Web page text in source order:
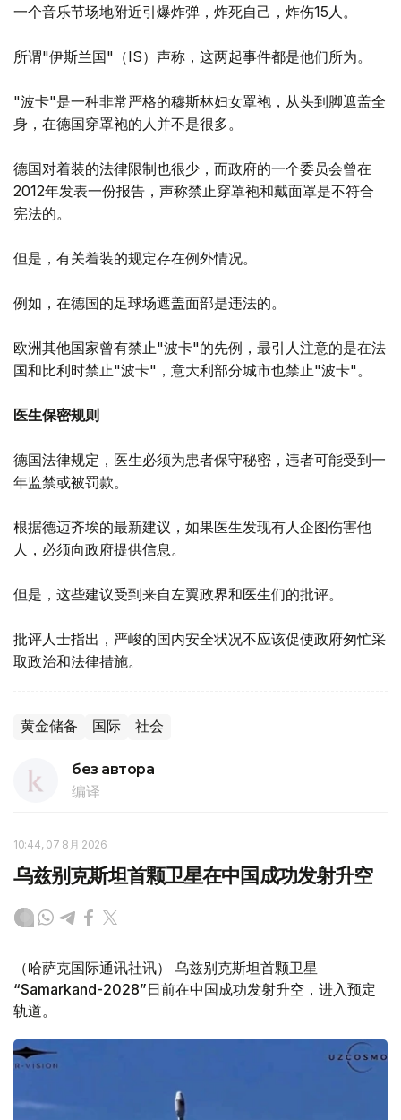
一个音乐节场地附近引爆炸弹，炸死自己，炸伤15人。
所谓"伊斯兰国"（IS）声称，这两起事件都是他们所为。
"波卡"是一种非常严格的穆斯林妇女罩袍，从头到脚遮盖全
身，在德国穿罩袍的人并不是很多。
德国对着装的法律限制也很少，而政府的一个委员会曾在
2012年发表一份报告，声称禁止穿罩袍和戴面罩是不符合
宪法的。
但是，有关着装的规定存在例外情况。
例如，在德国的足球场遮盖面部是违法的。
欧洲其他国家曾有禁止"波卡"的先例，最引人注意的是在法
国和比利时禁止"波卡"，意大利部分城市也禁止"波卡"。
医生保密规则
德国法律规定，医生必须为患者保守秘密，违者可能受到一
年监禁或被罚款。
根据德迈齐埃的最新建议，如果医生发现有人企图伤害他
人，必须向政府提供信息。
但是，这些建议受到来自左翼政界和医生们的批评。
批评人士指出，严峻的国内安全状况不应该促使政府匆忙采
取政治和法律措施。
黄金储备 国际 社会
без автора
编译
10:44, 07 8月 2026
乌兹别克斯坦首颗卫星在中国成功发射升空
（哈萨克国际通讯社讯） 乌兹别克斯坦首颗卫星
“Samarkand-2028”日前在中国成功发射升空，进入预定
轨道。